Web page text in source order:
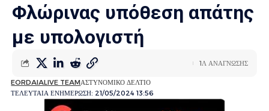
Φλώρινας υπόθεση απάτης
με υπολογιστή
ΤΕΛΕΥΤΑΙΑ ΕΝΗΜΕΡΩΣΗ: 21/05/2024 13:56
EORDAIALIVE TEAMΑΣΤΥΝΟΜΙΚΟ ΔΕΛΤΙΟ
1Λ ΑΝΑΓΝΩΣΗΣ